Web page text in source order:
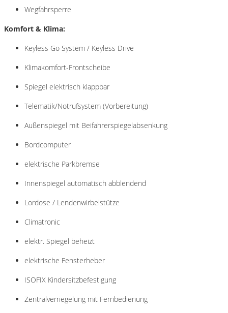
Wegfahrsperre
Komfort & Klima:
Keyless Go System / Keyless Drive
Klimakomfort-Frontscheibe
Spiegel elektrisch klappbar
Telematik/Notrufsystem (Vorbereitung)
Außenspiegel mit Beifahrerspiegelabsenkung
Bordcomputer
elektrische Parkbremse
Innenspiegel automatisch abblendend
Lordose / Lendenwirbelstütze
Climatronic
elektr. Spiegel beheizt
elektrische Fensterheber
ISOFIX Kindersitzbefestigung
Zentralverriegelung mit Fernbedienung